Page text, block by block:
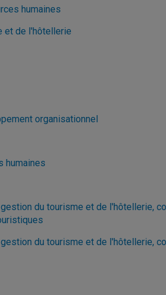
humaines
et de l'hôtellerie
organisationnel
humaines
du tourisme et de l'hôtellerie,
du tourisme et de l'hôtellerie,